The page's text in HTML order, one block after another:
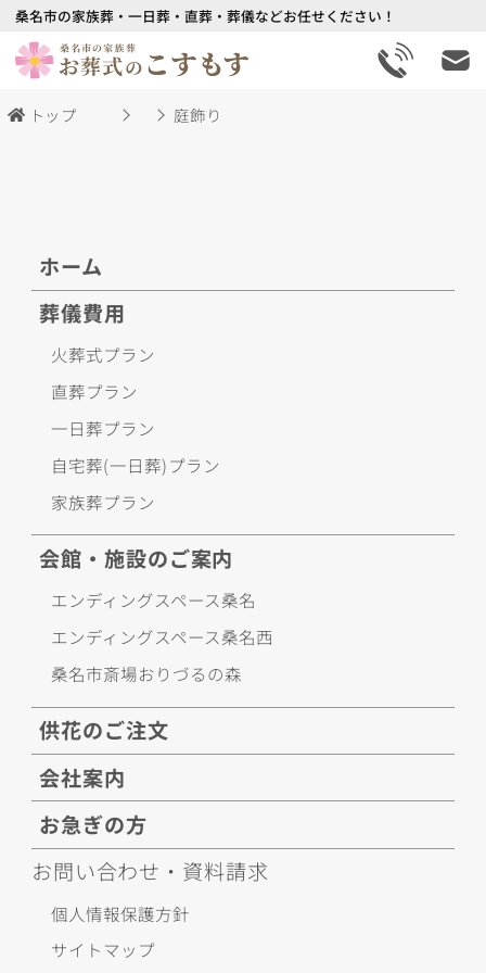
桑名市の家族葬・一日葬・直葬・葬儀などお任せください！
トップ 庭飾り
ホーム
葬儀費用
火葬式プラン
直葬プラン
一日葬プラン
自宅葬(一日葬)プラン
家族葬プラン
会館・施設のご案内
エンディングスペース桑名
エンディングスペース桑名西
桑名市斎場おりづるの森
供花のご注文
会社案内
お急ぎの方
お問い合わせ・資料請求
個人情報保護方針
サイトマップ